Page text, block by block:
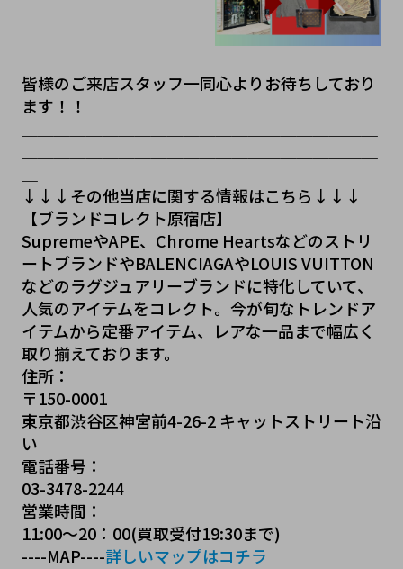
皆様のご来店スタッフ一同心よりお待ちしており
ます！！
↓↓↓その他当店に関する情報はこちら↓↓↓
【ブランドコレクト原宿店】
SupremeやAPE、Chrome Heartsなどのストリ
ートブランドやBALENCIAGAやLOUIS VUITTON
などのラグジュアリーブランドに特化していて、
人気のアイテムをコレクト。今が旬なトレンドア
イテムから定番アイテム、レアな一品まで幅広く
取り揃えております。
住所：
〒150-0001
東京都渋谷区神宮前4-26-2 キャットストリート沿
い
電話番号：
03-3478-2244
営業時間：
11:00～20：00(買取受付19:30まで)
----MAP----詳しいマップはコチラ